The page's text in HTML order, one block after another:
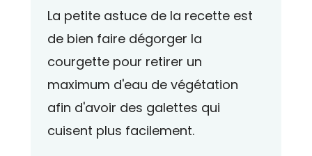
La petite astuce de la recette est
de bien faire dégorger la
courgette pour retirer un
maximum d'eau de végétation
afin d'avoir des galettes qui
cuisent plus facilement.